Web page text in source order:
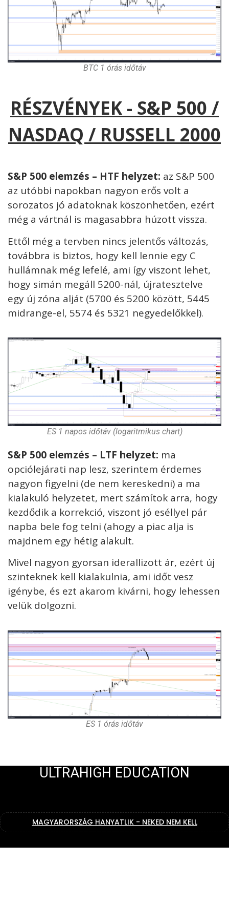
BTC 1 órás időtáv
RÉSZVÉNYEK - S&P 500 /
NASDAQ / RUSSELL 2000
S&P 500 elemzés – HTF helyzet: az S&P 500
az utóbbi napokban nagyon erős volt a
sorozatos jó adatoknak köszönhetően, ezért
még a vártnál is magasabbra húzott vissza.
Ettől még a tervben nincs jelentős változás,
továbbra is biztos, hogy kell lennie egy C
hullámnak még lefelé, ami így viszont lehet,
hogy simán megáll 5200-nál, újratesztelve
egy új zóna alját (5700 és 5200 között, 5445
midrange-el, 5574 és 5321 negyedelőkkel).
ES 1 napos időtáv (logaritmikus chart)
S&P 500 elemzés – LTF helyzet: ma
opciólejárati nap lesz, szerintem érdemes
nagyon figyelni (de nem kereskedni) a ma
kialakuló helyzetet, mert számítok arra, hogy
kezdődik a korrekció, viszont jó eséllyel pár
napba bele fog telni (ahogy a piac alja is
majdnem egy hétig alakult.
Mivel nagyon gyorsan iderallizott ár, ezért új
szinteknek kell kialakulnia, ami időt vesz
igénybe, és ezt akarom kivárni, hogy lehessen
velük dolgozni.
ES 1 órás időtáv
ULTRAHIGH EDUCATION
MAGYARORSZÁG HANYATLIK - NEKED NEM KELL